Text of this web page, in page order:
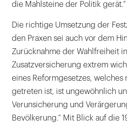
die Mahlsteine der Politik gerät.“
Die richtige Umsetzung der
den Praxen sei auch vor dem
Zurücknahme der Wahlfreiheit
Zusatzversicherung extrem
eines Reformgesetzes, welches
getreten ist, ist ungewöhnlich
Verunsicherung und
Bevölkerung.“ Mit Blick auf die